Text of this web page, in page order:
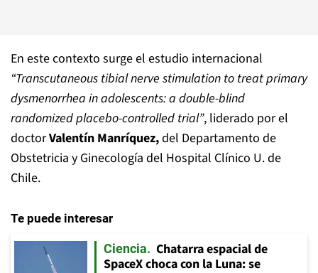
En este contexto surge el estudio internacional
“Transcutaneous tibial nerve stimulation to treat primary
dysmenorrhea in adolescents: a double-blind
randomized placebo-controlled trial”, liderado por el
doctorValentín Manríquez,del Departamento de
Obstetricia y Ginecología del Hospital Clínico U. de
Chile.
Te puede interesar
Ciencia
Chatarra espacial de
SpaceX choca con la Luna: se